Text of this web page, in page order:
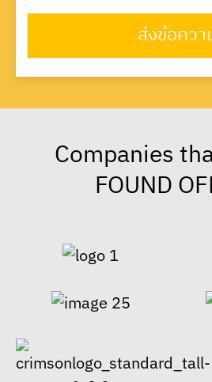
ส่งข้อควา
Companies
FOUND